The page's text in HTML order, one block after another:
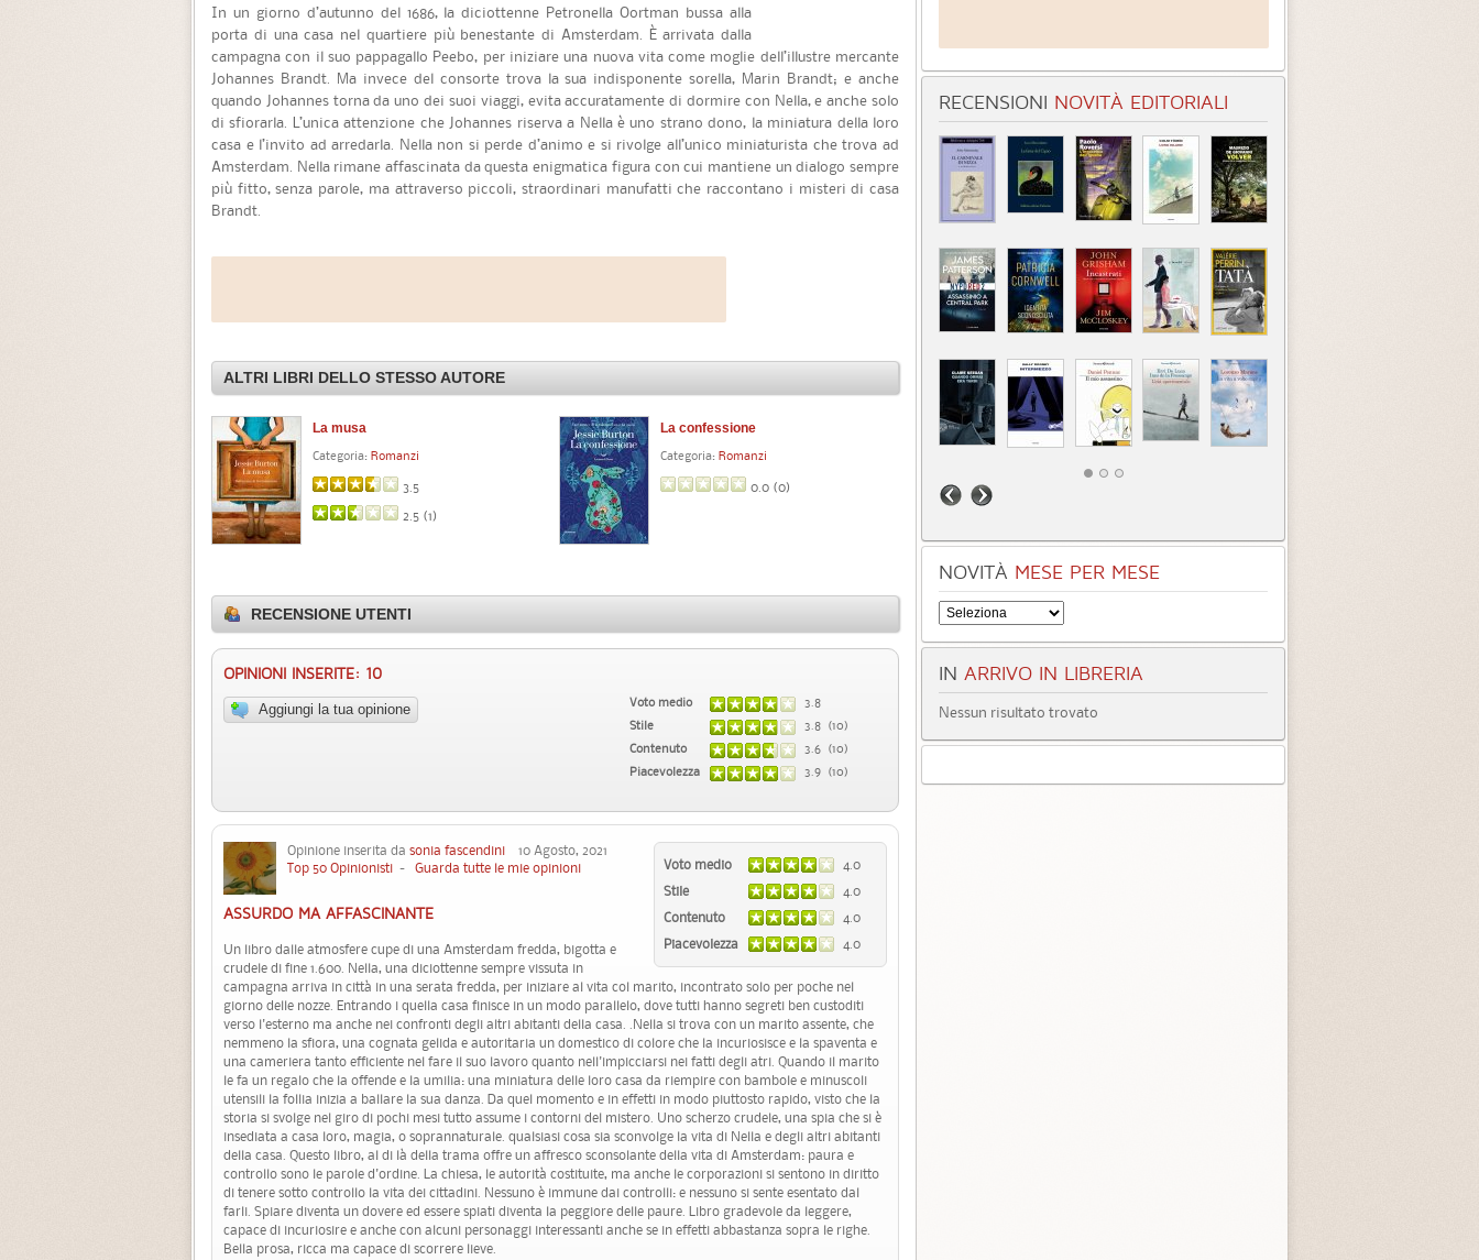
In un giorno d’autunno del 1686, la diciottenne Petronella Oortman bussa alla
porta di una casa nel quartiere più benestante di Amsterdam. È arrivata dalla
campagna con il suo pappagallo Peebo, per iniziare una nuova vita come moglie dell’illustre mercante
Johannes Brandt. Ma invece del consorte trova la sua indisponente sorella, Marin Brandt; e anche
quando Johannes torna da uno dei suoi viaggi, evita accuratamente di dormire con Nella, e anche solo
di sfiorarla. L’unica attenzione che Johannes riserva a Nella è uno strano dono, la miniatura della loro
casa e l’invito ad arredarla. Nella non si perde d’animo e si rivolge all’unico miniaturista che trova ad
Amsterdam. Nella rimane affascinata da questa enigmatica figura con cui mantiene un dialogo sempre
più fitto, senza parole, ma attraverso piccoli, straordinari manufatti che raccontano i misteri di casa
Brandt.
ALTRI LIBRI DELLO STESSO AUTORE
La musa
Categoria: Romanzi
3.5
2.5 (1)
La confessione
Categoria:Romanzi
0.0 (0)
RECENSIONE UTENTI
OPINIONI INSERITE: 10
Aggiungi la tua opinione Voto medio
3.8
Stile
3.8 (10)
Contenuto
3.6 (10)
Piacevolezza
3.9 (10)
Voto medio
4.0
Stile
4.0
Contenuto
4.0
Piacevolezza
4.0
Opinione inserita da sonia fascendini 10 Agosto, 2021
Top 50 Opinionisti - Guarda tutte le mie opinioni
ASSURDO MA AFFASCINANTE
Un libro dalle atmosfere cupe di una Amsterdam fredda, bigotta e
crudele di fine 1.600. Nella, una diciottenne sempre vissuta in
campagna arriva in città in una serata fredda, per iniziare al vita col marito, incontrato solo per poche nel
giorno delle nozze. Entrando i quella casa finisce in un modo parallelo, dove tutti hanno segreti ben custoditi
verso l'esterno ma anche nei confronti degli altri abitanti della casa. .Nella si trova con un marito assente, che
nemmeno la sfiora, una cognata gelida e autoritaria un domestico di colore che la incuriosisce e la spaventa e
una cameriera tanto efficiente nel fare il suo lavoro quanto nell'impicciarsi nei fatti degli atri. Quando il marito
le fa un regalo che la offende e la umilia: una miniatura delle loro casa da riempire con bambole e minuscoli
utensili la follia inizia a ballare la sua danza. Da quel momento e in effetti in modo piuttosto rapido, visto che la
storia si svolge nel giro di pochi mesi tutto assume i contorni del mistero. Uno scherzo crudele, una spia che si è
insediata a casa loro, magia, o soprannaturale. qualsiasi cosa sia sconvolge la vita di Nella e degli altri abitanti
della casa. Questo libro, al di là della trama offre un affresco sconsolante della vita di Amsterdam: paura e
controllo sono le parole d'ordine. La chiesa, le autorità costituite, ma anche le corporazioni si sentono in diritto
di tenere sotto controllo la vita dei cittadini. Nessuno è immune dai controlli: e nessuno si sente esentato dal
farli. Spiare diventa un dovere ed essere spiati diventa la peggiore delle paure. Libro gradevole da leggere,
capace di incuriosire e anche con alcuni personaggi interessanti anche se in effetti abbastanza sopra le righe.
Bella prosa, ricca ma capace di scorrere lieve.
RECENSIONI NOVITÀ EDITORIALI
NOVITÀ MESE PER MESE
IN ARRIVO IN LIBRERIA
Nessun risultato trovato